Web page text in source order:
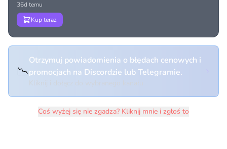
36d temu
Kup teraz
📉
Otrzymuj powiadomienia o błędach cenowych i
promocjach na Discordzie lub Telegramie.
Coś wyżej się nie zgadza? Kliknij mnie i zgłoś to